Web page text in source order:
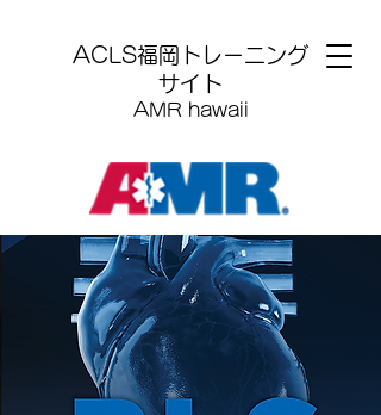
​ACLS福岡トレーニング
サイト
AMR hawaii